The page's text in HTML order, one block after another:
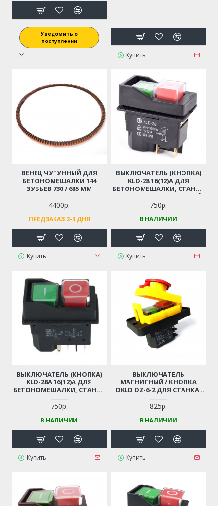
Уведомить о
поступлении
Купить
ВЕНЕЦ ЧУГУННЫЙ ДЛЯ
БЕТОНОМЕШАЛКИ 144
ЗУБЬЕВ 730 / 685 ММ
4400р.
ПРЕДЗАКАЗ 2-3 ДНЯ
Купить
ВЫКЛЮЧАТЕЛЬ (КНОПКА)
KLD-28 16(12)A ДЛЯ
БЕТОНОМЕШАЛКИ, СТАНКА
4 КОНТАКТА (МАГНИТНЫЙ,
ВОДОНЕПРОНИЦАЕМЫЙ)
750р.
В НАЛИЧИИ
Купить
ВЫКЛЮЧАТЕЛЬ (КНОПКА)
KLD-28A 16(12)A ДЛЯ
БЕТОНОМЕШАЛКИ, СТАНКА
(МАГНИТНЫЙ,
ВОДОНЕПРОНИЦАЕМЫЙ)
750р.
В НАЛИЧИИ
Купить
ВЫКЛЮЧАТЕЛЬ
МАГНИТНЫЙ / КНОПКА
DKLD DZ-6-2 ДЛЯ СТАНКА,
БЕТОНОМЕШАЛКИ (4
КОНТАКТА)
825р.
В НАЛИЧИИ
Купить